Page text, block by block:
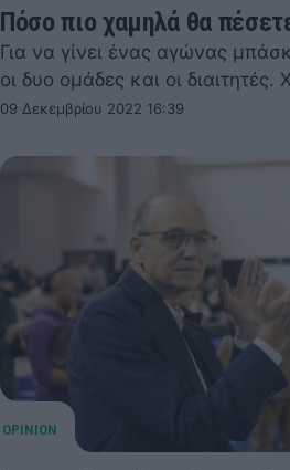
Πόσο πιο χαμηλά θα
Για να γίνει ένας αγώνας
οι δυο ομάδες και οι διαιτητές.
09 Δεκεμβρίου 2022 16:39